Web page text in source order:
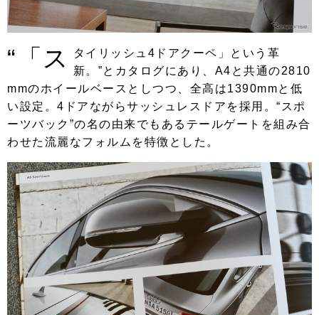
“「ス
タイリッシュ4ドアクーペ」という革
新。”とカタログにあり、A4と共通の2810
mmのホイールベースとしつつ、全高は1390mmと低
い設定。4ドアながらサッシュレスドアを採用。“スポ
ーツバック”の名の由来でもあるテールゲートを組み合
わせた流麗なフォルムを特徴とした。